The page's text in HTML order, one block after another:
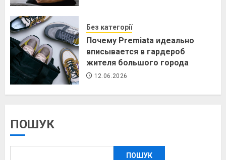
Без категорії
Почему Premiata идеально
вписывается в гардероб
жителя большого города
12.06.2026
ПОШУК
ПОШУК